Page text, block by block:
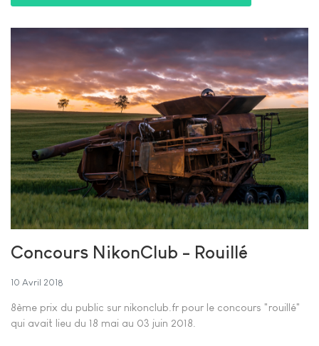
Concours NikonClub - Rouillé
10 Avril 2018
8ème prix du public sur nikonclub.fr pour le concours "rouillé"
qui avait lieu du 18 mai au 03 juin 2018.